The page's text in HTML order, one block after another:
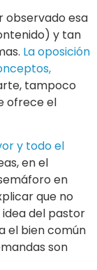
observado esa
y tan
La oposición
tampoco
ofrece el
y todo el
en el
en
que no
del pastor
el bien común
son